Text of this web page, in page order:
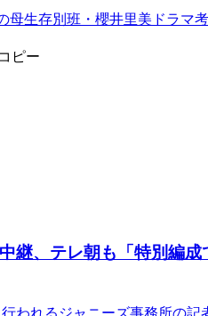
母生存別班・櫻井里美 ドラマ
コピー
継、テレ朝も「特別編
われるジャニーズ事務所の